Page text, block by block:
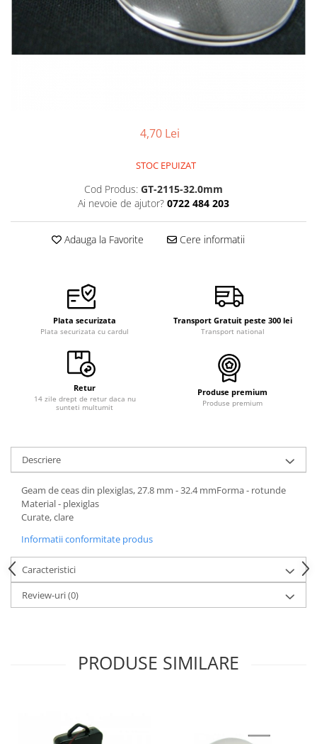
Ceasuri Daniel Klein
Ceasuri Q&Q
Scule de Mana
Surubelnite fine
4,70 Lei
STOC EPUIZAT
Cod Produs: GT-2115-32.0mm
Ai nevoie de ajutor? 0722 484 203
Adauga la Favorite Cere informatii
Plata securizata
Plata securizata cu cardul
Transport Gratuit peste 300 lei
Transport national
Retur
14 zile drept de retur daca nu
sunteti multumit
Produse premium
Produse premium
Descriere
Geam de ceas din plexiglas, 27.8 mm - 32.4 mmForma - rotunde
Material - plexiglas
Curate, clare
Informatii conformitate produs
Caracteristici
Review-uri(0)
PRODUSE SIMILARE